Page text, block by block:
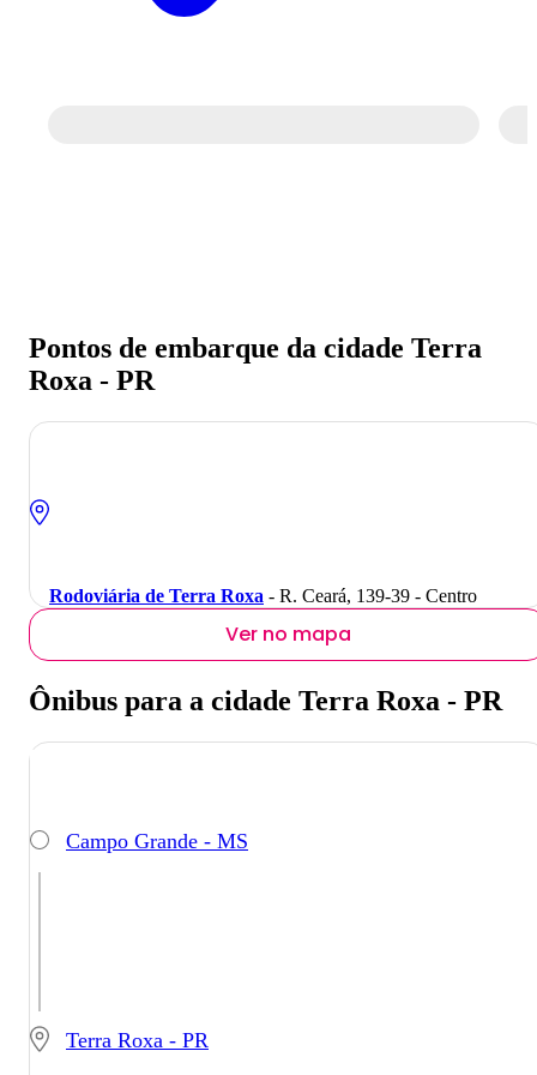
Pontos de embarque da cidade Terra
Roxa - PR
Rodoviária de Terra Roxa - R. Ceará, 139-39 - Centro
Ver no mapa
Ônibus para a cidade Terra Roxa - PR
Campo Grande - MS
Terra Roxa - PR